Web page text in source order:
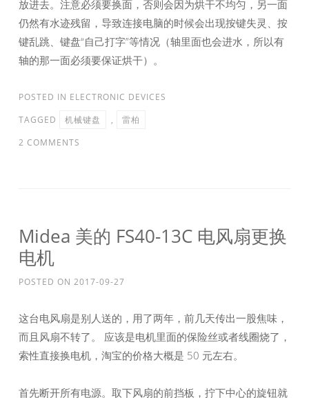
放进去。注意必须要换面，否则会因为烘干不均匀，另一面
仍然有水迹残留，导致连接电脑的时候会出现按键失灵、按
键乱跳、键盘“自己打字”等情况（轴里面也会进水，所以有
轴的那一面必须要保证烘干）。
POSTED IN ELECTRONIC DEVICES
TAGGED
机械键盘 ,
雷柏
2 COMMENTS
Midea 美的 FS40-13C 电风扇更换
电机
POSTED ON 2017-09-27
这台电风扇是别人送的，用了两年，前几天传出一股焦味，
而且风扇不转了。 应该是电机里面的保险丝或者线圈烧了，
索性直接换电机，淘宝的价格大概是 50 元左右。
首先断开所有电源。取下风扇的前挡板，拧下中心的旋钮就